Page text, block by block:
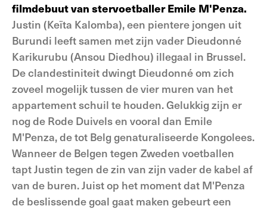
filmdebuut van stervoetballer Emile M'Penza.
Justin (Keïta Kalomba), een pientere jongen uit
Burundi leeft samen met zijn vader Dieudonné
Karikurubu (Ansou Diedhou) illegaal in Brussel.
De clandestiniteit dwingt Dieudonné om zich
zoveel mogelijk tussen de vier muren van het
appartement schuil te houden. Gelukkig zijn er
nog de Rode Duivels en vooral dan Emile
M'Penza, de tot Belg genaturaliseerde Kongolees.
Wanneer de Belgen tegen Zweden voetballen
tapt Justin tegen de zin van zijn vader de kabel af
van de buren. Juist op het moment dat M'Penza
de beslissende goal gaat maken gebeurt een